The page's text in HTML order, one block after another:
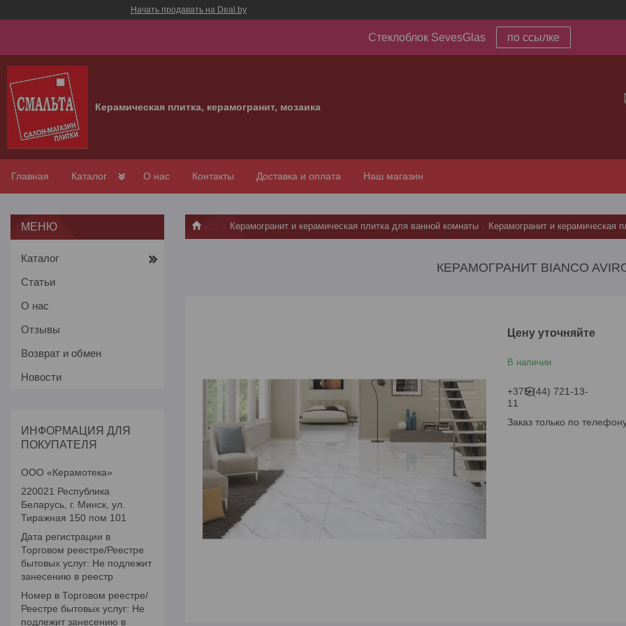
Начать продавать на Deal.by
Стеклоблок SevesGlas по ссылке
Керамическая плитка, керамогранит, мозаика
Главная Каталог О нас Контакты Доставка и оплата Наш магазин
Керамогранит и керамическая плитка для ванной комнаты Керамогранит и керамическая
КЕРАМОГРАНИТ BIANCO
Цену уточняйте
В наличии
+375 (44) 721-13-
11
Заказ только по
Каталог
Статьи
О нас
Отзывы
Возврат и обмен
Новости
ИНФОРМАЦИЯ ДЛЯ
ПОКУПАТЕЛЯ
ООО «Керамотека»
220021 Республика
Беларусь, г. Минск, ул.
Тиражная 150 пом 101
Дата регистрации в
Торговом реестре/Реестре
бытовых услуг: Не подлежит
занесению в реестр
Номер в Торговом реестре/
Реестре бытовых услуг: Не
подлежит занесению в